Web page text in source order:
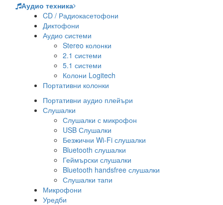
Аудио техника
CD / Радиокасетофони
Диктофони
Аудио системи
Stereo колонки
2.1 системи
5.1 системи
Колони Logitech
Портативни колонки
Портативни аудио плейъри
Слушалки
Слушалки с микрофон
USB Слушалки
Безжични Wi-Fi слушалки
Bluetooth слушалки
Геймърски слушалки
Bluetooth handsfree слушалки
Слушалки тапи
Микрофони
Уредби